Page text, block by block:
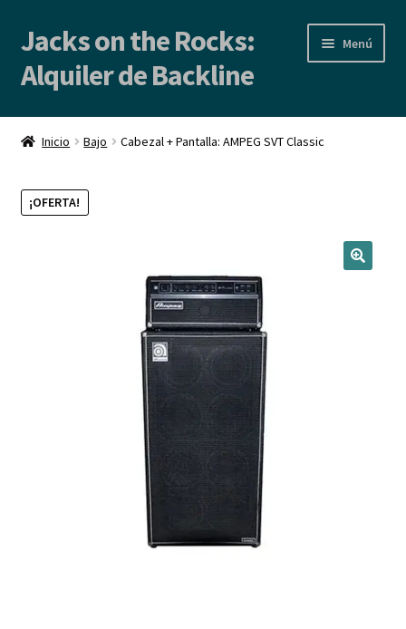
Ir
a
la
Ir
al
contenido
Jacks on the Rocks:
Alquiler de Backline
Menú
Inicio
Locales de Ensayo
Inicio Bajo Cabezal + Pantalla: AMPEG SVT Classic
¡OFERTA!